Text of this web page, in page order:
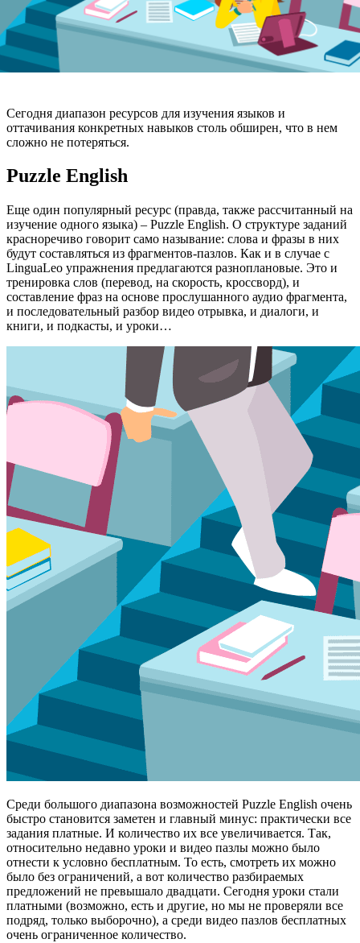
Сегодня диапазон ресурсов для изучения языков и
оттачивания конкретных навыков столь обширен, что в нем
сложно не потеряться.
Puzzle English
Еще один популярный ресурс (правда, также рассчитанный на
изучение одного языка) – Puzzle English. О структуре заданий
красноречиво говорит само называние: слова и фразы в них
будут составляться из фрагментов-пазлов. Как и в случае с
LinguaLeo упражнения предлагаются разноплановые. Это и
тренировка слов (перевод, на скорость, кроссворд), и
составление фраз на основе прослушанного аудио фрагмента,
и последовательный разбор видео отрывка, и диалоги, и
книги, и подкасты, и уроки…
Среди большого диапазона возможностей Puzzle English очень
быстро становится заметен и главный минус: практически все
задания платные. И количество их все увеличивается. Так,
относительно недавно уроки и видео пазлы можно было
отнести к условно бесплатным. То есть, смотреть их можно
было без ограничений, а вот количество разбираемых
предложений не превышало двадцати. Сегодня уроки стали
платными (возможно, есть и другие, но мы не проверяли все
подряд, только выборочно), а среди видео пазлов бесплатных
очень ограниченное количество.